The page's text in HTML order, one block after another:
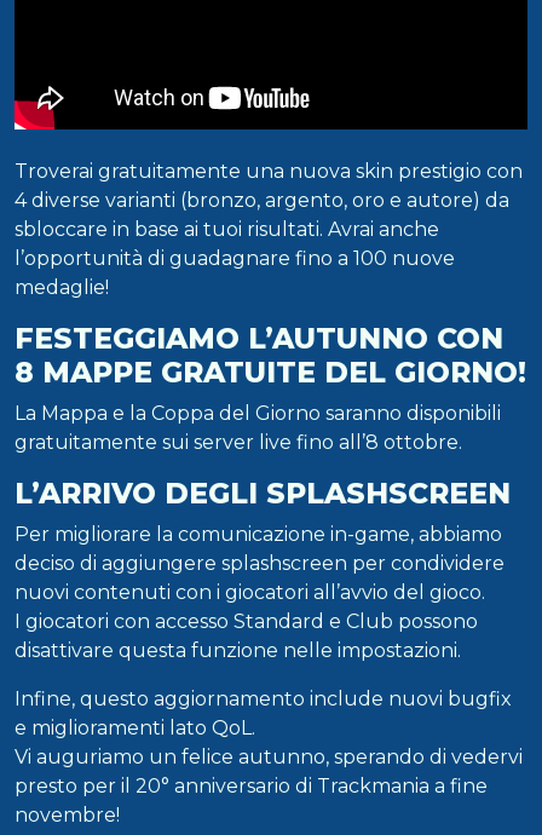
Troverai gratuitamente una nuova skin prestigio con
4 diverse varianti (bronzo, argento, oro e autore) da
sbloccare in base ai tuoi risultati. Avrai anche
l’opportunità di guadagnare fino a 100 nuove
medaglie!
FESTEGGIAMO L’AUTUNNO CON
8 MAPPE GRATUITE DEL GIORNO!
La Mappa e la Coppa del Giorno saranno disponibili
gratuitamente sui server live fino all’8 ottobre.
L’ARRIVO DEGLI SPLASHSCREEN
Per migliorare la comunicazione in-game, abbiamo
deciso di aggiungere splashscreen per condividere
nuovi contenuti con i giocatori all’avvio del gioco.
I giocatori con accesso Standard e Club possono
disattivare questa funzione nelle impostazioni.
Infine, questo aggiornamento include nuovi bugfix
e miglioramenti lato QoL.
Vi auguriamo un felice autunno, sperando di vedervi
presto per il 20° anniversario di Trackmania a fine
novembre!